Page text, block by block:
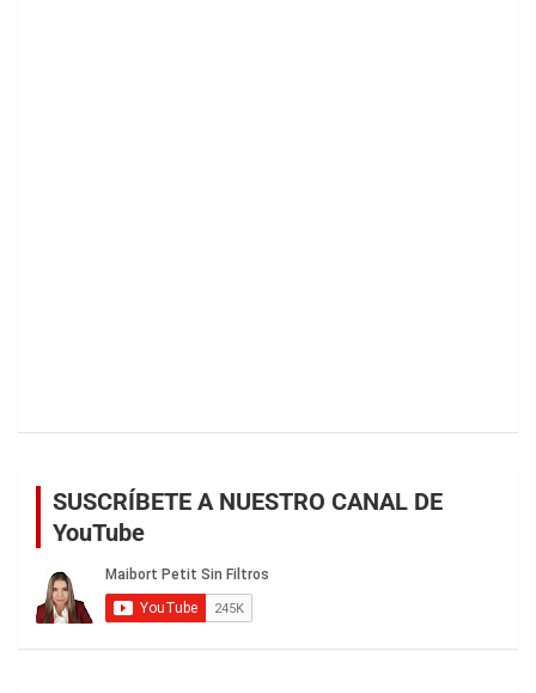
SUSCRÍBETE A NUESTRO CANAL DE
YouTube